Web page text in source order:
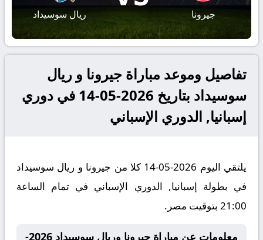
جيرونا ريال سوسيداد
تفاصيل وموعد مباراة جيرونا و ريال
سوسيداد بتاريخ 2026-05-14 في دوري
إسبانيا, الدوري الإسباني
يلتقي اليوم 2026-05-14 كلا من جيرونا و ريال سوسيداد
في بطولة إسبانيا, الدوري الإسباني في تمام الساعة
21:00 بتوقيت مصر.
معلومات عن مباراة جيرونا وريال سوسيداد 2026-